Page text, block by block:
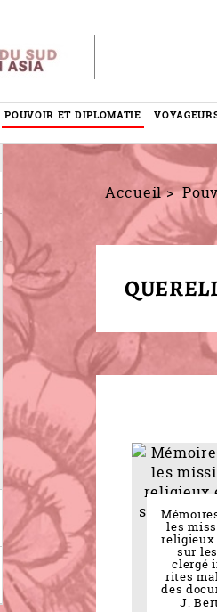
POUVOIR ET DIPLOMATIE
Accueil
les
religieux
sur
clergé
rites
des
J.